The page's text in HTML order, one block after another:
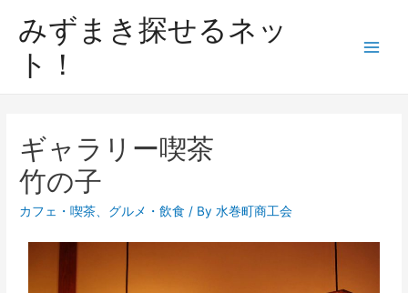
みずまき探せるネッ
ト！
ギャラリー喫茶
竹の子
カフェ・喫茶、 グルメ・飲食 / By水巻町商工会